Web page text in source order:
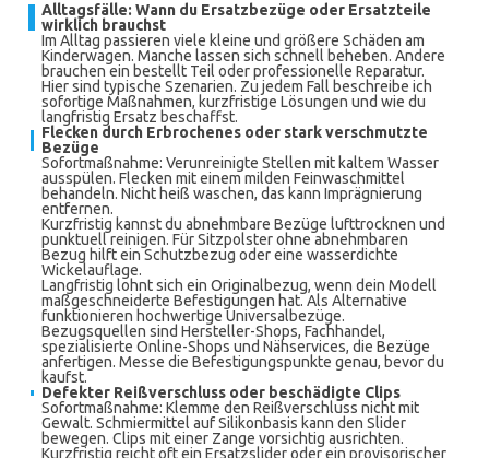
Alltagsfälle: Wann du Ersatzbezüge oder Ersatzteile
wirklich brauchst
Im Alltag passieren viele kleine und größere Schäden am
Kinderwagen. Manche lassen sich schnell beheben. Andere
brauchen ein bestellt Teil oder professionelle Reparatur.
Hier sind typische Szenarien. Zu jedem Fall beschreibe ich
sofortige Maßnahmen, kurzfristige Lösungen und wie du
langfristig Ersatz beschaffst.
Flecken durch Erbrochenes oder stark verschmutzte
Bezüge
Sofortmaßnahme: Verunreinigte Stellen mit kaltem Wasser
ausspülen. Flecken mit einem milden Feinwaschmittel
behandeln. Nicht heiß waschen, das kann Imprägnierung
entfernen.
Kurzfristig kannst du abnehmbare Bezüge lufttrocknen und
punktuell reinigen. Für Sitzpolster ohne abnehmbaren
Bezug hilft ein Schutzbezug oder eine wasserdichte
Wickelauflage.
Langfristig lohnt sich ein Originalbezug, wenn dein Modell
maßgeschneiderte Befestigungen hat. Als Alternative
funktionieren hochwertige Universalbezüge.
Bezugsquellen sind Hersteller-Shops, Fachhandel,
spezialisierte Online-Shops und Nähservices, die Bezüge
anfertigen. Messe die Befestigungspunkte genau, bevor du
kaufst.
Defekter Reißverschluss oder beschädigte Clips
Sofortmaßnahme: Klemme den Reißverschluss nicht mit
Gewalt. Schmiermittel auf Silikonbasis kann den Slider
bewegen. Clips mit einer Zange vorsichtig ausrichten.
Kurzfristig reicht oft ein Ersatzslider oder ein provisorischer